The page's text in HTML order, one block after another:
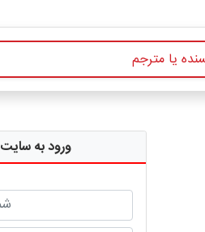
ورود به سایت